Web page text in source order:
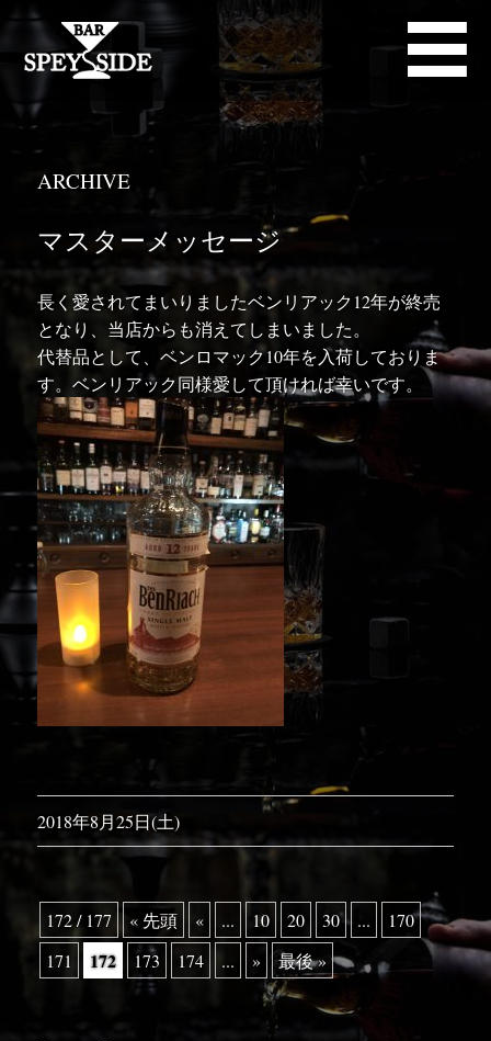
ARCHIVE
マスターメッセージ
長く愛されてまいりましたベンリアック12年が終売
となり、当店からも消えてしまいました。
代替品として、ベンロマック10年を入荷しておりま
す。ベンリアック同様愛して頂ければ幸いです。
2018年8月25日(土)
172 / 177 « 先頭 « ... 10 20 30 ...
170
171
172 173 174 ... » 最後 »